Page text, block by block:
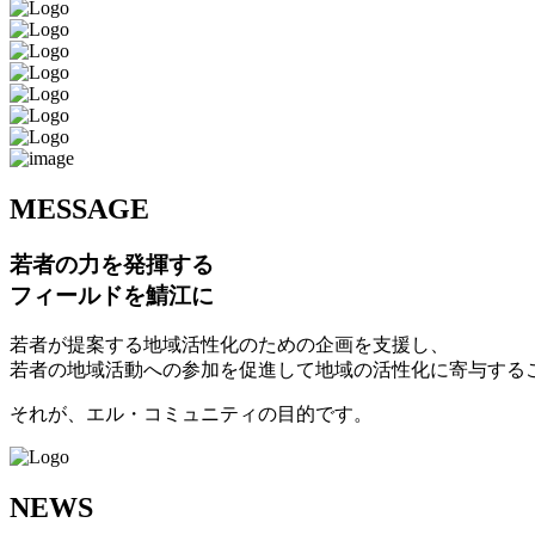
MESSAGE
若者の力を発揮する
フィールドを鯖江に
若者が提案する地域活性化のための企画を支援し、
若者の地域活動への参加を促進して地域の活性化に寄与する
それが、エル・コミュニティの目的です。
NEWS